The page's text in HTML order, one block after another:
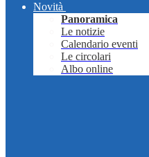
Novità
Panoramica
Le notizie
Calendario eventi
Le circolari
Albo online